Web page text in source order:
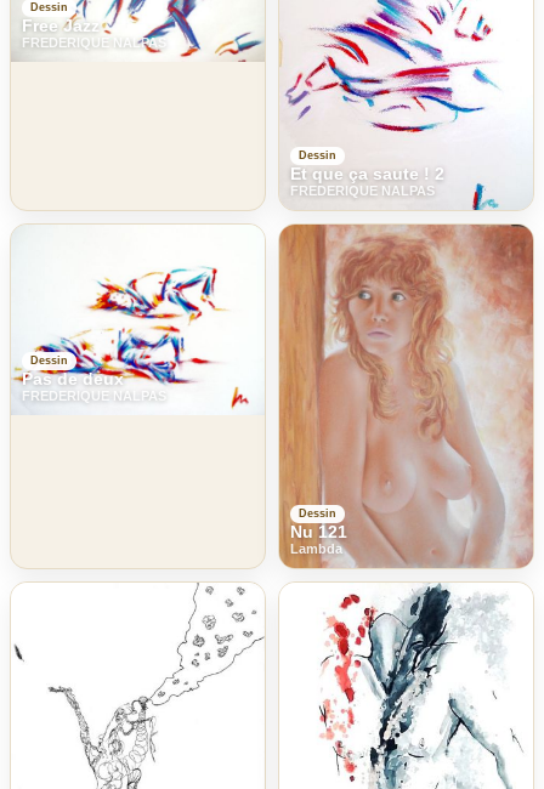
Dessin
Free Jazz
FREDERIQUE NALPAS
Dessin
Et que ça saute ! 2
FREDERIQUE NALPAS
Dessin
Pas de deux
FREDERIQUE NALPAS
Dessin
Nu 121
Lambda